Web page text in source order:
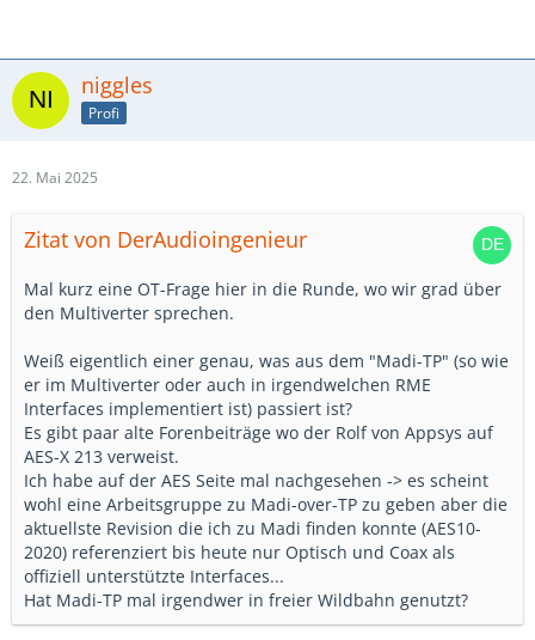
niggles
Profi
22. Mai 2025
Zitat von DerAudioingenieur
Mal kurz eine OT-Frage hier in die Runde, wo wir grad über
den Multiverter sprechen.
Weiß eigentlich einer genau, was aus dem "Madi-TP" (so wie
er im Multiverter oder auch in irgendwelchen RME
Interfaces implementiert ist) passiert ist?
Es gibt paar alte Forenbeiträge wo der Rolf von Appsys auf
AES-X 213 verweist.
Ich habe auf der AES Seite mal nachgesehen -> es scheint
wohl eine Arbeitsgruppe zu Madi-over-TP zu geben aber die
aktuellste Revision die ich zu Madi finden konnte (AES10-
2020) referenziert bis heute nur Optisch und Coax als
offiziell unterstützte Interfaces...
Hat Madi-TP mal irgendwer in freier Wildbahn genutzt?